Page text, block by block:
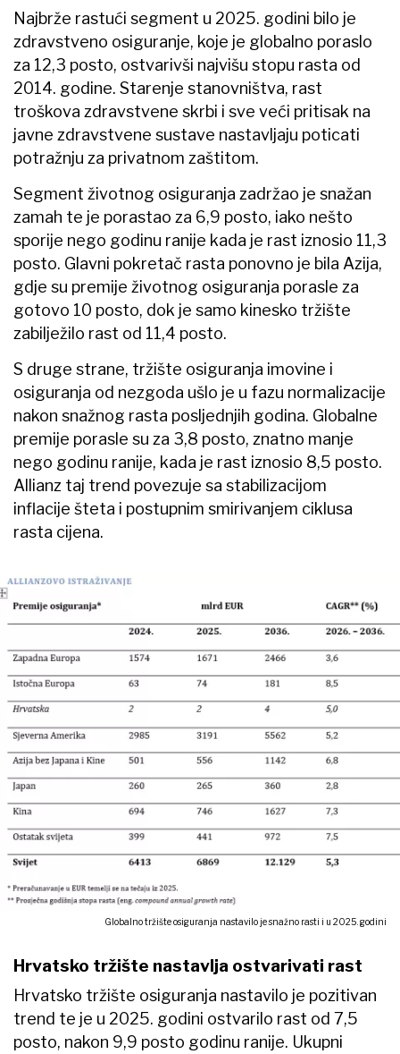
Najbrže rastući segment u 2025. godini bilo je
zdravstveno osiguranje, koje je globalno poraslo
za 12,3 posto, ostvarivši najvišu stopu rasta od
2014. godine. Starenje stanovništva, rast
troškova zdravstvene skrbi i sve veći pritisak na
javne zdravstvene sustave nastavljaju poticati
potražnju za privatnom zaštitom.
Segment životnog osiguranja zadržao je snažan
zamah te je porastao za 6,9 posto, iako nešto
sporije nego godinu ranije kada je rast iznosio 11,3
posto. Glavni pokretač rasta ponovno je bila Azija,
gdje su premije životnog osiguranja porasle za
gotovo 10 posto, dok je samo kinesko tržište
zabilježilo rast od 11,4 posto.
S druge strane, tržište osiguranja imovine i
osiguranja od nezgoda ušlo je u fazu normalizacije
nakon snažnog rasta posljednjih godina. Globalne
premije porasle su za 3,8 posto, znatno manje
nego godinu ranije, kada je rast iznosio 8,5 posto.
Allianz taj trend povezuje sa stabilizacijom
inflacije šteta i postupnim smirivanjem ciklusa
rasta cijena.
Globalno tržište osiguranja nastavilo je snažno rasti i u 2025. godini
Hrvatsko tržište nastavlja ostvarivati rast
Hrvatsko tržište osiguranja nastavilo je pozitivan
trend te je u 2025. godini ostvarilo rast od 7,5
posto, nakon 9,9 posto godinu ranije. Ukupni